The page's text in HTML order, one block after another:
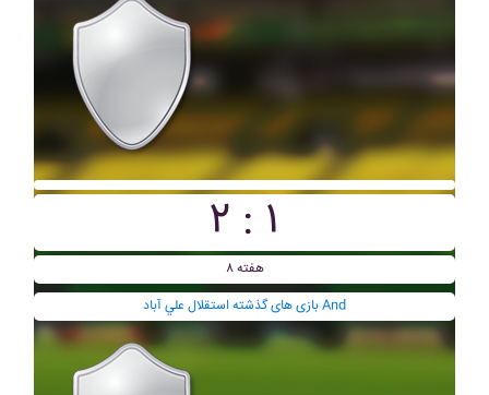
۲ : ۱
هفته ۸
بازی های گذشته استقلال علي آباد And